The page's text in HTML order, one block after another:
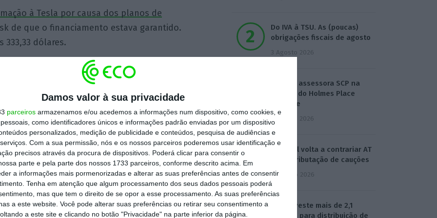
Damos valor à sua privacidade
parceiros armazenamos e/ou acedemos a informações num dispositivo, como cookies, e
como identificadores únicos e informações padrão enviadas por um dispositivo
personalizados, medição de publicidade e conteúdos, pesquisa de audiências e
Com a sua permissão, nós e os nossos parceiros poderemos usar identificação e
precisos através da procura de dispositivos. Poderá clicar para consentir o
parte e pela parte dos nossos 1733 parceiros, conforme descrito acima. Em
a informações mais pormenorizadas e alterar as suas preferências antes de consentir
Tenha em atenção que algum processamento dos seus dados pessoais poderá
mas que tem o direito de se opor a esse processamento. As suas preferências
a este website. Você pode alterar suas preferências ou retirar seu consentimento a
a este site e clicando no botão "Privacidade" na parte inferior da página.
à Tesla por causa dos planos de
de que o financiamento estava garantido.
333,33 dólares.
acusa Musk de ter fabricado a
de afirmações falsas e enganadoras feitas
SEC. “Na realidade, Musk nem sequer
condições chave do negócio, incluindo
acrescenta a SEC na queixa
federal de Manhattan, menos de dois
Do IVA à TSU. As (poucas)
obrigações fiscais de agosto
3 Agosto 2026
Sérvulo assessora SCP na
compra do Holmes Place
Alvalade
3 Agosto 2026
Tribunal volta a contrariar AT
sobre tributação de cauções
4 Agosto 2026
Beja investe mais de 2,1
milhões para distribuição de